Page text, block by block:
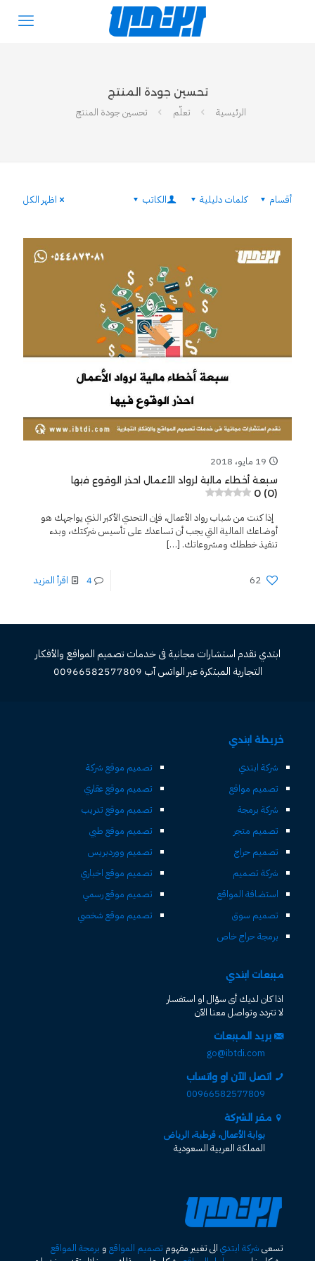
تحسين جودة المنتج
الرئيسية
تعلّم تحسين جودة المنتج
أقسام كلمات دليلية الكاتب اظهر الكل
19 مايو، 2018
سبعة أخطاء مالية لرواد الأعمال احذر الوقوع فيها
0 (0)
إذا كنت من شباب رواد الأعمال، فإن التحدي الأكبر الذي يواجهك هو
أوضاعك المالية التي يجب أن تساعدك على تأسيس شركتك، وبدء
تنفيذ خططك ومشروعاتك. […]
62
4 اقرأ المزيد
ابتدي تقدم استشارات مجانية فى خدمات تصميم المواقع والأفكار
التجارية المبتكرة عبر الواتس آب 00966582577809
خريطة ابتدي
شركة ابتدي
تصميم مواقع
شركة برمجة
تصميم متجر
تصميم حراج
شركة تصميم
استضافة المواقع
تصميم سوق
برمجة حراج خاص
تصميم موقع شركة
تصميم موقع عقاري
تصميم موقع تدريب
تصميم موقع طبي
تصميم ووردبريس
تصميم موقع اخباري
تصميم موقع رسمي
تصميم موقع شخصي
مبيعات ابتدي
اذا كان لديك أى سؤال او استفسار
لا تتردد وتواصل معنا الآن
بريد المبيعات
go@ibtdi.com
اتصل الآن او واتساب
00966582577809
مقر الشركة
بوابة الأعمال، قرطبة، الرياض
المملكة العربية السعودية
تسعى شركة ابتدي الى تغيير مفهوم تصميم المواقع و برمجة المواقع